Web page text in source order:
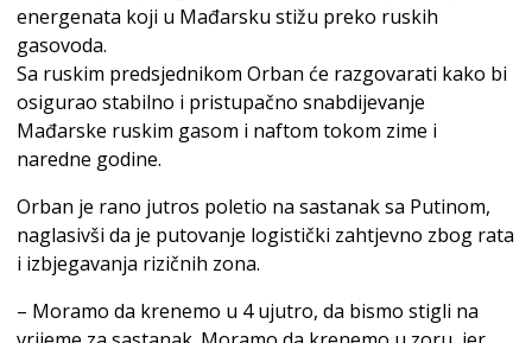
energenata koji u Mađarsku stižu preko ruskih
gasovoda.
Sa ruskim predsjednikom Orban će razgovarati kako bi
osigurao stabilno i pristupačno snabdijevanje
Mađarske ruskim gasom i naftom tokom zime i
naredne godine.
Orban je rano jutros poletio na sastanak sa Putinom,
naglasivši da je putovanje logistički zahtjevno zbog rata
i izbjegavanja rizičnih zona.
– Moramo da krenemo u 4 ujutro, da bismo stigli na